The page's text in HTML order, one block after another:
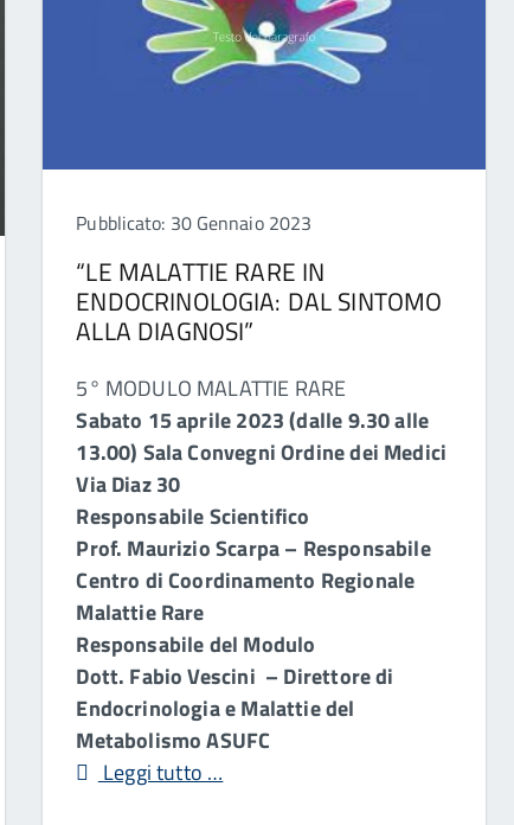
Pubblicato: 30 Gennaio 2023
“LE MALATTIE RARE IN
ENDOCRINOLOGIA: DAL SINTOMO
ALLA DIAGNOSI”
5° MODULO MALATTIE RARE
Sabato 15 aprile 2023 (dalle 9.30 alle
13.00) Sala Convegni Ordine dei Medici
Via Diaz 30
Responsabile Scientifico
Prof. Maurizio Scarpa – Responsabile
Centro di Coordinamento Regionale
Malattie Rare
Responsabile del Modulo
Dott. Fabio Vescini – Direttore di
Endocrinologia e Malattie del
Metabolismo ASUFC
Leggi tutto …